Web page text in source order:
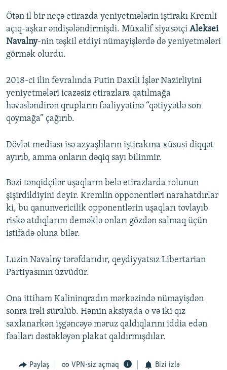
Ötən il bir neçə etirazda yeniyetmələrin iştirakı Kremli
açıq-aşkar əndişələndirmişdi. Müxalif siyasətçi Aleksei
Navalny-nin təşkil etdiyi nümayişlərdə də yeniyetmələri
görmək olurdu.
2018-ci ilin fevralında Putin Daxili İşlər Nazirliyini
yeniyetmələri icazəsiz etirazlara qatılmağa
həvəsləndirən qrupların fəaliyyətinə “qətiyyətlə son
qoymağa” çağırıb.
Dövlət mediası isə azyaşlıların iştirakına xüsusi diqqət
ayırıb, amma onların dəqiq sayı bilinmir.
Bəzi tənqidçilər uşaqların belə etirazlarda rolunun
şişirdildiyini deyir. Kremlin opponentləri narahatdırlar
ki, bu qanunvericilik opponentlərin uşaqları tovlayıb
riskə atdıqlarını deməklə onları gözdən salmaq üçün
istifadə oluna bilər.
Luzin Navalny tərəfdarıdır, qeydiyyatsız Libertarian
Partiyasının üzvüdür.
Ona ittiham Kalininqradın mərkəzində nümayişdən
sonra irəli sürülüb. Həmin aksiyada o və iki qız
saxlanarkən işgəncəyə məruz qaldıqlarını iddia edən
fəalları dəstəkləyən plakat qaldırmışdılar.
Paylaş VPN-siz açmaq Bizi izlə